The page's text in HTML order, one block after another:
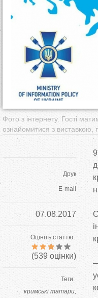
Фото з інтернету. Гості
ознайомитися з виставкою,
Друк
E-mail
07.08.2017
Оцініть статтю:
(539 оцінки)
Теги:
кримські татари